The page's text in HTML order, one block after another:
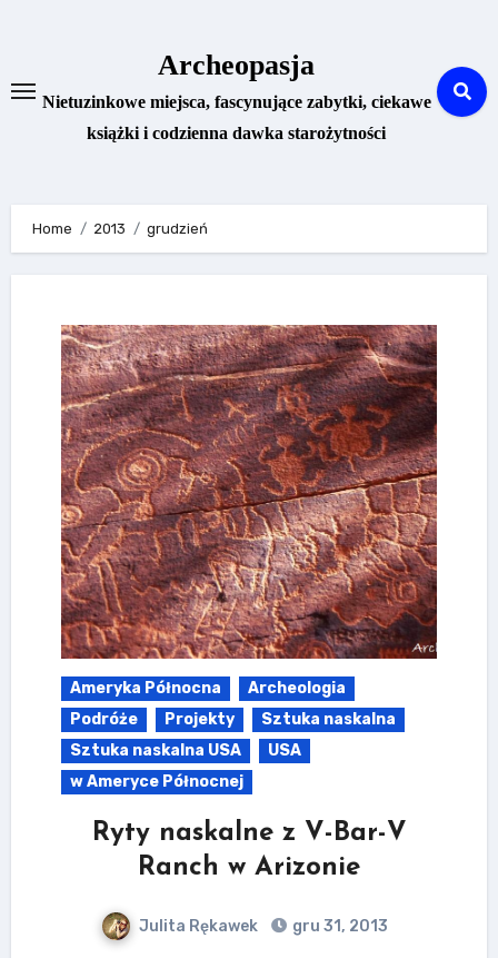
Archeopasja
Nietuzinkowe miejsca, fascynujące zabytki, ciekawe
książki i codzienna dawka starożytności
Home 2013 grudzień
Ameryka Północna
Archeologia
Podróże
Projekty
Sztuka naskalna
Sztuka naskalna USA
USA
w Ameryce Północnej
Ryty naskalne z V-Bar-V
Ranch w Arizonie
Julita Rękawek gru 31, 2013